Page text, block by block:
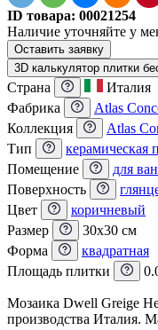
ID товара: 00021254
Наличие уточняйте у
Оставить заявку
3D калькулятор плитки
Страна
Италия
Фабрика
Atlas
Коллекция
Atlas
Тип
керамическая
Помещение
для
Поверхность
Цвет
коричневый
Размер
30x30 см
Форма
квадратная
Площадь плитки
Мозаика Dwell Greige
производства Италия.